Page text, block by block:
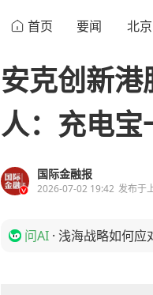
首页 要闻 北京
安克创新
人：充电
国际金融报
2026-07-02 19:42 发布于
问AI · 浅海战略如何应